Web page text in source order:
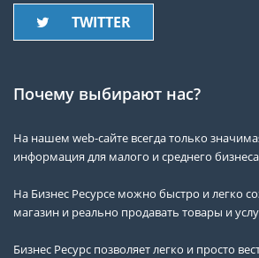
TWITTER
Почему выбирают нас?
На нашем web-сайте всегда только
информация для малого и среднего
На Бизнес Ресурсе можно быстро и легко
магазин и реально продавать товары и
Бизнес Ресурс позволяет легко и просто